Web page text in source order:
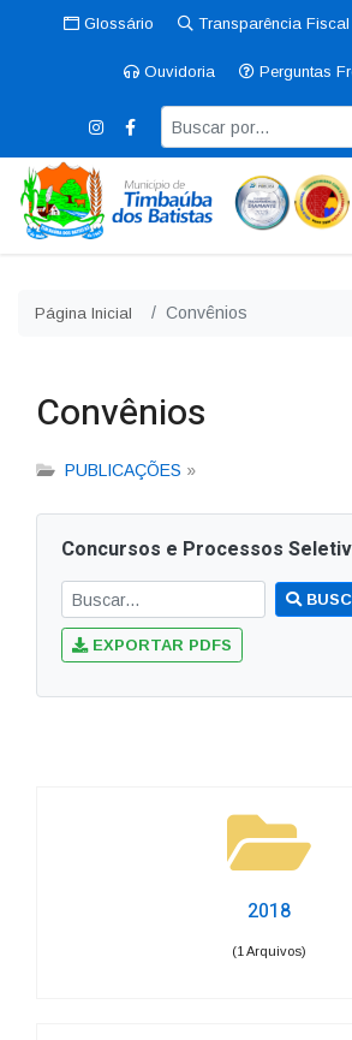
Glossário Transparência Fiscal
Ouvidoria Perguntas
Página Inicial Convênios
Convênios
PUBLICAÇÕES »
Concursos e Processos
EXPORTAR PDFS
2018
(1 Arquivos)